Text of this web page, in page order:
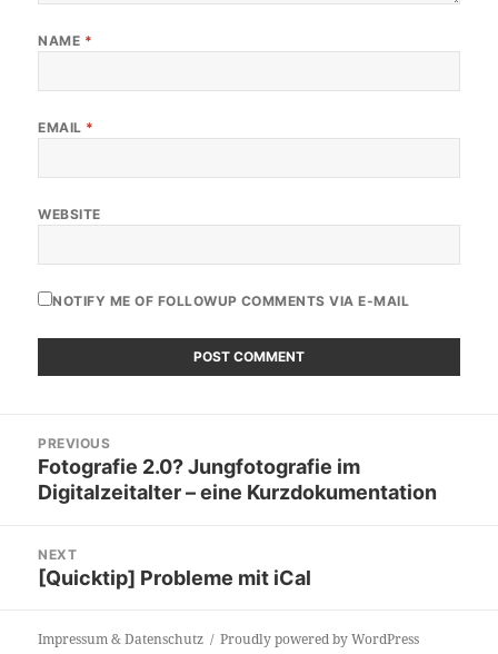
NAME *
EMAIL *
WEBSITE
NOTIFY ME OF FOLLOWUP COMMENTS VIA E-MAIL
navigation
PREVIOUS
Previous
post:
Fotografie 2.0? Jungfotografie im
Digitalzeitalter – eine Kurzdokumentation
NEXT
Next
[Quicktip] Probleme mit iCal
Impressum & Datenschutz Proudly powered by WordPress